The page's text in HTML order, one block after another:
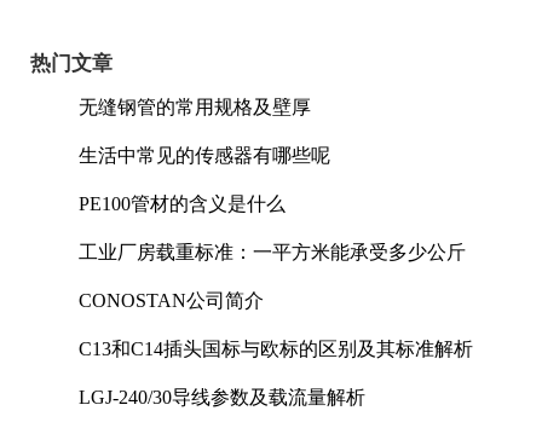
热门文章
无缝钢管的常用规格及壁厚
生活中常见的传感器有哪些呢
PE100管材的含义是什么
工业厂房载重标准：一平方米能承受多少公斤
CONOSTAN公司简介
C13和C14插头国标与欧标的区别及其标准解析
LGJ-240/30导线参数及载流量解析